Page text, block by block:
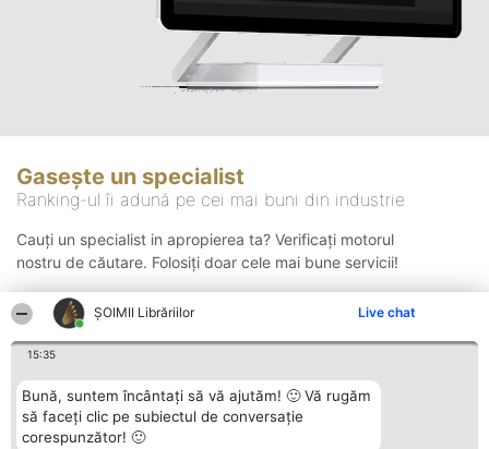
ȘOIMII Librăriilor Live chat
15:35
Bună, suntem încântați să vă ajutăm! 🙂 Vă rugăm
să faceți clic pe subiectul de conversație
corespunzător! 🙂
Gasește un specialist
Ranking-ul îi adună pe cei mai buni din industrie
Cauți un specialist in apropierea ta? Verificați motorul
nostru de căutare. Folosiți doar cele mai bune servicii!